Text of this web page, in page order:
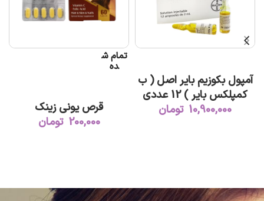
آمپول بکوزیم بایر اصل ( ب
کمپلکس بایر ) 12 عددی
10,900,000 تومان
تمام ش
ده
قرص یونی زینک
200,000 تومان